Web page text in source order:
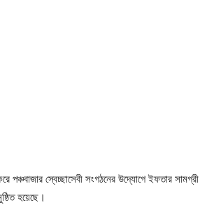
পঞ্চবাজার স্বেচ্ছাসেবী সংগঠনের উদ্যােগে ইফতার সামগ্রী
হয়েছে।